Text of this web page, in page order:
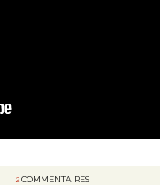
2COMMENTAIRES